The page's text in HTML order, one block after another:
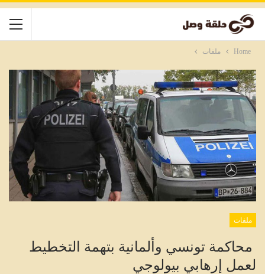
Home ملفات
ملفات
محاكمة تونسي وألمانية بتهمة التخطيط
لعمل إرهابي بيولوجي